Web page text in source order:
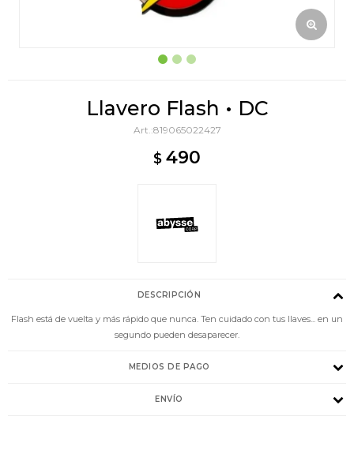
Llavero Flash • DC
819065022427
$ 490
DESCRIPCIÓN
Flash está de vuelta y más rápido que nunca. Ten cuidado con tus llaves... en un
segundo pueden desaparecer.
MEDIOS DE PAGO
ENVÍO